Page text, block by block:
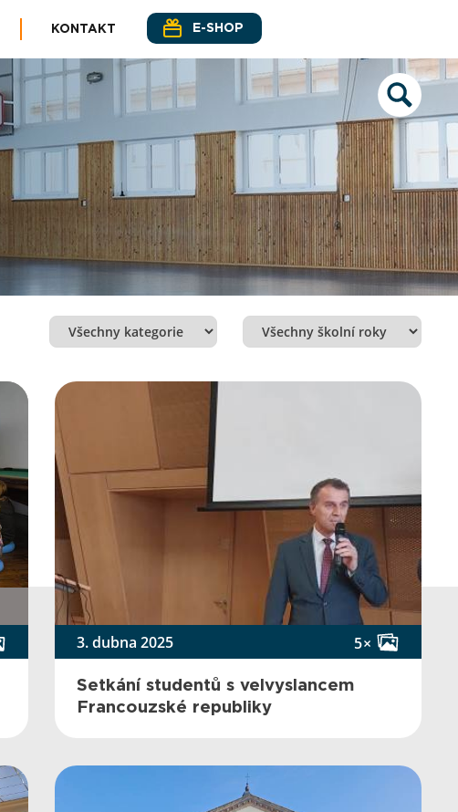
KONTAKT E-SHOP
3. dubna 2025 5×
Setkání studentů s velvyslancem
Francouzské republiky